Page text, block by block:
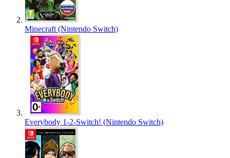
Minecraft (Nintendo Switch)
Everybody 1-2-Switch! (Nintendo Switch)